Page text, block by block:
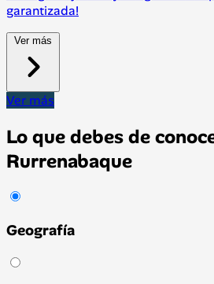
garantizada!
Ver más
Ver más
Lo que debes de
Rurrenabaque
Geografía